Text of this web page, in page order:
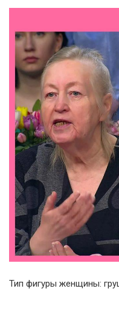
Тип фигуры женщины: